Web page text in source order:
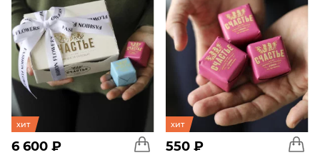
хит
6 600 ₽
хит
550 ₽